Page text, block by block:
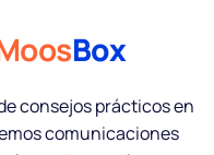
Box
consejos prácticos en
comunicaciones